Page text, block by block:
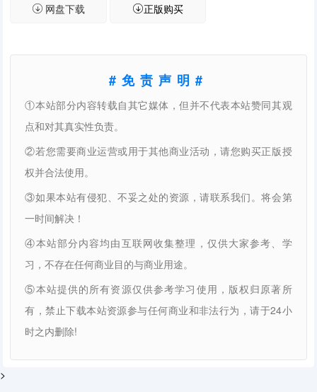
网盘下载 正版购买
#免责声明#
①本站部分内容转载自其它媒体，但并不代表本站赞同其观
点和对其真实性负责。
②若您需要商业运营或用于其他商业活动，请您购买正版授
权并合法使用。
③如果本站有侵犯、不妥之处的资源，请联系我们。将会第
一时间解决！
④本站部分内容均由互联网收集整理，仅供大家参考、学
习，不存在任何商业目的与商业用途。
⑤本站提供的所有资源仅供参考学习使用，版权归原著所
有，禁止下载本站资源参与任何商业和非法行为，请于24小
时之内删除!
>